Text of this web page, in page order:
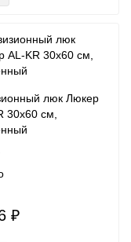
люк Люкер
30x60 см,
₽